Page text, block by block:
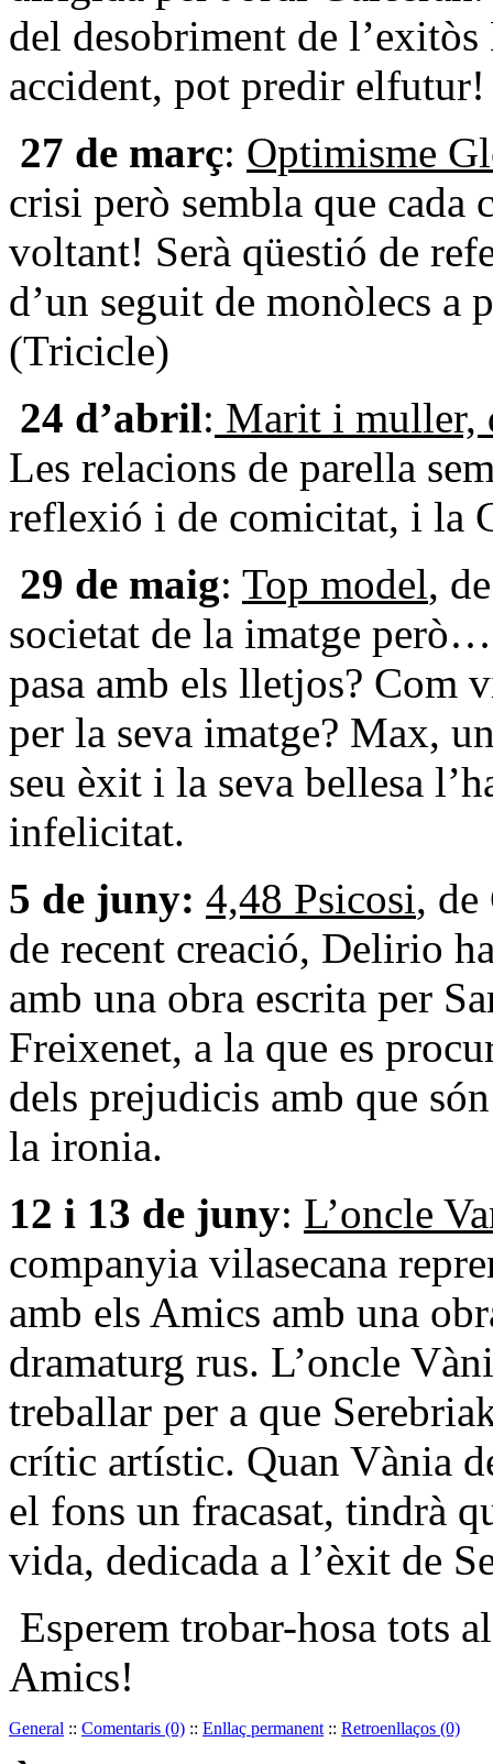
del desobriment de
accident, pot predir elfutur!
27 de març: Optimisme
crisi però sembla que cada
voltant! Serà qüestió de
d’un seguit de monòlecs a
(Tricicle)
24 d’abril: Marit i muller,
Les relacions de parella
reflexió i de comicitat, i la
29 de maig: Top model,
societat de la imatge
pasa amb els lletjos? Com
per la seva imatge? Max,
seu èxit i la seva bellesa
infelicitat.
5 de juny: 4,48 Psicosi,
de recent creació, Delirio
amb una obra escrita per
Freixenet, a la que es
dels prejudicis amb que
la ironia.
12 i 13 de juny: L’oncle
companyia vilasecana
amb els Amics amb una
dramaturg rus. L’oncle
treballar per a que
crític artístic. Quan Vània
el fons un fracasat, tindrà
vida, dedicada a l’èxit de
Esperem trobar-hosa tots
Amics!
General :: Comentaris (0) :: Enllaç permanent :: Retroenllaços (0)